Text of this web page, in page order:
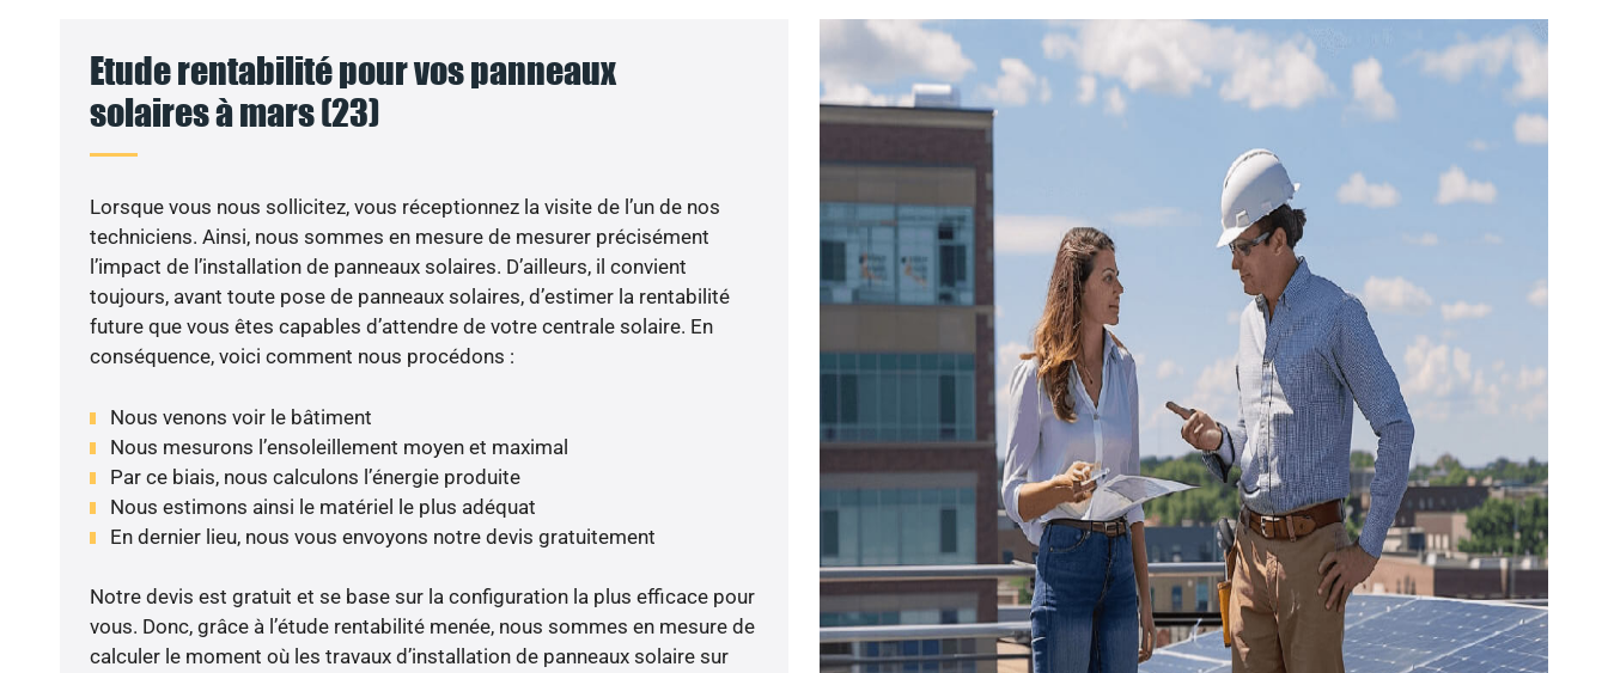
Etude rentabilité pour vos panneaux
solaires à mars (23)
Lorsque vous nous sollicitez, vous réceptionnez la visite de l’un de nos
techniciens. Ainsi, nous sommes en mesure de mesurer précisément
l’impact de l’installation de panneaux solaires. D’ailleurs, il convient
toujours, avant toute pose de panneaux solaires, d’estimer la rentabilité
future que vous êtes capables d’attendre de votre centrale solaire. En
conséquence, voici comment nous procédons :
Nous venons voir le bâtiment
Nous mesurons l’ensoleillement moyen et maximal
Par ce biais, nous calculons l’énergie produite
Nous estimons ainsi le matériel le plus adéquat
En dernier lieu, nous vous envoyons notre devis gratuitement
Notre devis est gratuit et se base sur la configuration la plus efficace pour
vous. Donc, grâce à l’étude rentabilité menée, nous sommes en mesure de
calculer le moment où les travaux d’installation de panneaux solaire sur